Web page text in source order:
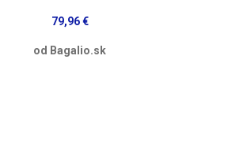
79,96 €
od Bagalio.sk